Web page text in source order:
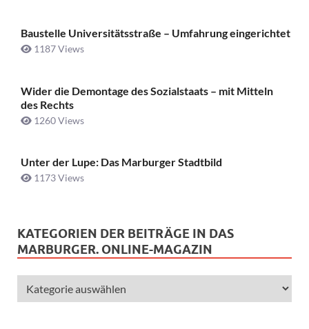
Baustelle Universitätsstraße ­– Umfahrung eingerichtet
1187 Views
Wider die Demontage des Sozialstaats – mit Mitteln
des Rechts
1260 Views
Unter der Lupe: Das Marburger Stadtbild
1173 Views
KATEGORIEN DER BEITRÄGE IN DAS
MARBURGER. ONLINE-MAGAZIN